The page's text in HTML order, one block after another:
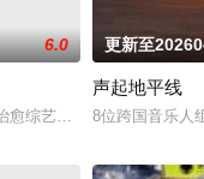
角”来洞悉亲密关系的观
6.0
愈综艺《绷不住了啦》，喜
更新至
声起地平线
8位跨国音乐人